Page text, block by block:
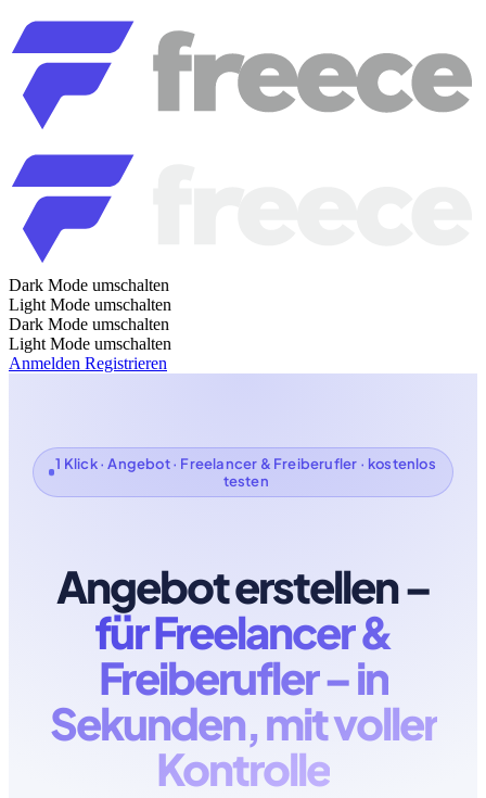
Dark Mode umschalten
Light Mode umschalten
Dark Mode umschalten
Light Mode umschalten
Anmelden Registrieren
1 Klick · Angebot · Freelancer & Freiberufler · kostenlos
testen
Angebot erstellen –
für Freelancer &
Freiberufler – in
Sekunden, mit voller
Kontrolle